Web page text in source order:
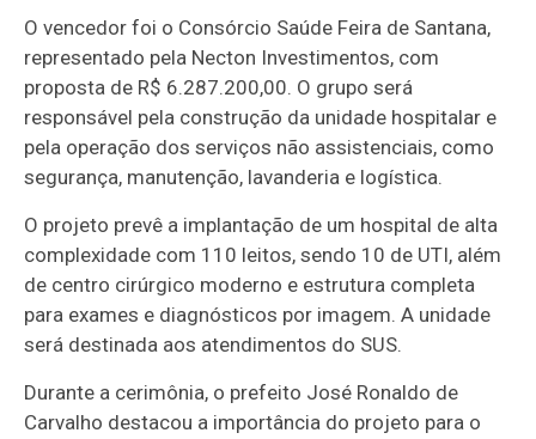
O vencedor foi o Consórcio Saúde Feira de Santana,
representado pela Necton Investimentos, com
proposta de R$ 6.287.200,00. O grupo será
responsável pela construção da unidade hospitalar e
pela operação dos serviços não assistenciais, como
segurança, manutenção, lavanderia e logística.
O projeto prevê a implantação de um hospital de alta
complexidade com 110 leitos, sendo 10 de UTI, além
de centro cirúrgico moderno e estrutura completa
para exames e diagnósticos por imagem. A unidade
será destinada aos atendimentos do SUS.
Durante a cerimônia, o prefeito José Ronaldo de
Carvalho destacou a importância do projeto para o